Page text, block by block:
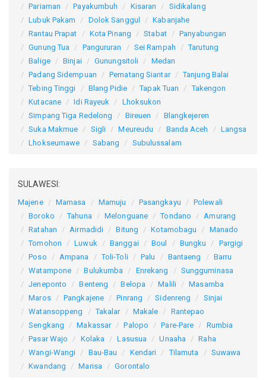
Pariaman
Payakumbuh Kisaran
Sidikalang
Lubuk Pakam
Dolok Sanggul
Kabanjahe
Rantau Prapat
Kota Pinang Stabat
Panyabungan
Gunung Tua
Pangururan Sei Rampah
Tarutung
Balige
Binjai Gunungsitoli
Medan
Padang Sidempuan
Pematang Siantar
Tanjung Balai
Tebing Tinggi
Blang Pidie Tapak Tuan
Takengon
Kutacane
Idi Rayeuk
Lhoksukon
Simpang Tiga Redelong
Bireuen
Blangkejeren
Suka Makmue
Sigli Meureudu Banda Aceh
Langsa
Lhokseumawe
Sabang Subulussalam
SULAWESI:
Majene Mamasa Mamuju Pasangkayu
Polewali
Boroko
Tahuna Melonguane Tondano
Amurang
Ratahan
Airmadidi Bitung Kotamobagu
Manado
Tomohon
Luwuk Banggai Boul Bungku
Pargigi
Poso
Ampana Toli-Toli Palu Bantaeng
Barru
Watampone
Bulukumba Enrekang
Sungguminasa
Jeneponto
Benteng Belopa Malili
Masamba
Maros
Pangkajene Pinrang Sidenreng
Sinjai
Watansoppeng
Takalar Makale
Rantepao
Sengkang
Makassar Palopo Pare-Pare
Rumbia
Pasar Wajo
Kolaka Lasusua Unaaha
Raha
Wangi-Wangi
Bau-Bau Kendari Tilamuta
Suwawa
Kwandang
Marisa Gorontalo